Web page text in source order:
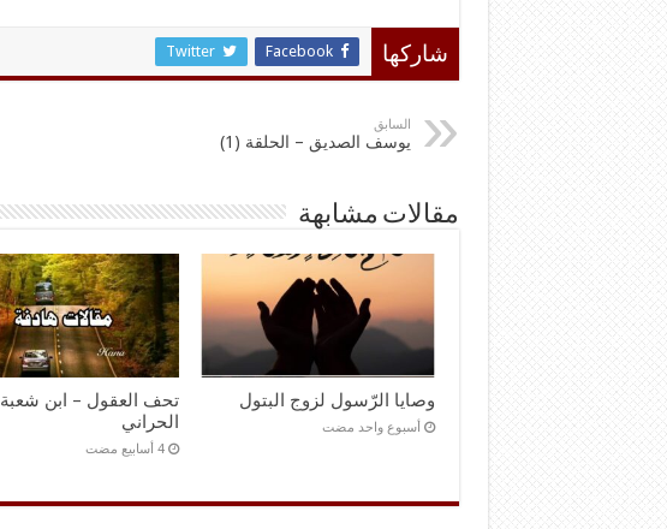
شاركها Facebook
Twitter
السابق
يوسف الصديق – الحلقة (1)
مقالات مشابهة
وصايا الرّسول لزوج البتول
‏أسبوع واحد مضت
تحف العقول – ابن شعبة
الحراني
‏4 أسابيع مضت